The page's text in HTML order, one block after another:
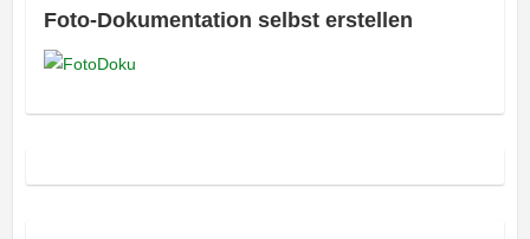
Foto-Dokumentation selbst erstellen